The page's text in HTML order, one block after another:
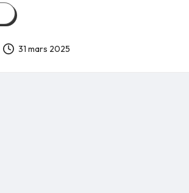
31 mars 2025